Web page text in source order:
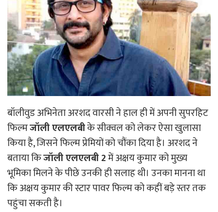
बॉलीवुड अभिनेता अरशद वारसी ने हाल ही में अपनी सुपरहिट
फिल्मजॉली एलएलबीके सीक्वल को लेकर ऐसा खुलासा
किया है, जिसने फिल्म प्रेमियों को चौंका दिया है। अरशद ने
बताया किजॉली एलएलबी 2में अक्षय कुमार को मुख्य
भूमिका मिलने के पीछे उनकी ही सलाह थी। उनका मानना था
कि अक्षय कुमार की स्टार पावर फिल्म को कहीं बड़े स्तर तक
पहुंचा सकती है।